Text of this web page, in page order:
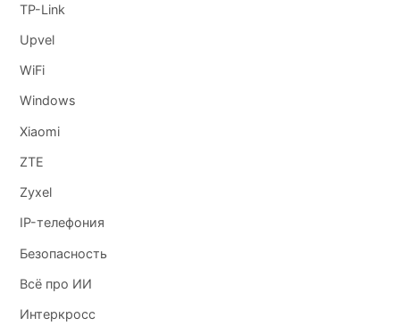
TP-Link
Upvel
WiFi
Windows
Xiaomi
ZTE
Zyxel
IP-телефония
Безопасность
Всё про ИИ
Интеркросс